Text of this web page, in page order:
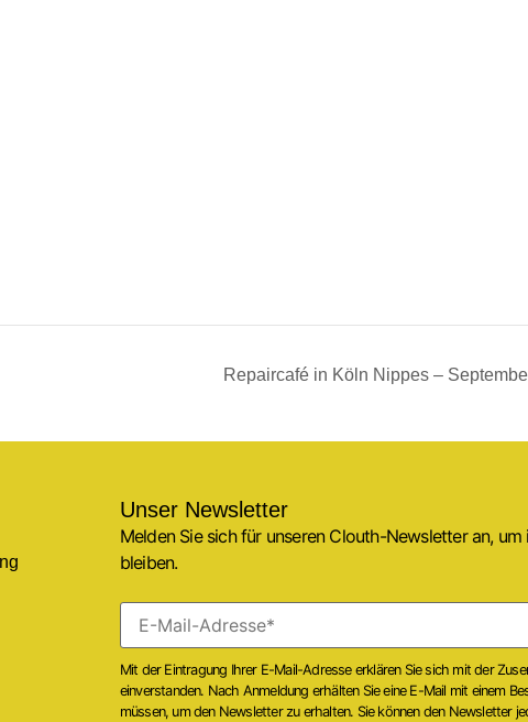
Repaircafé in Köln Nippes –
Unser Newsletter
Melden Sie sich für unseren Clouth-Newsletter an,
bleiben.
Mit der Eintragung Ihrer E-Mail-Adresse erklären Sie sich mit der
einverstanden. Nach Anmeldung erhälten Sie eine E-Mail mit einem
müssen, um den Newsletter zu erhalten. Sie können den Newsletter